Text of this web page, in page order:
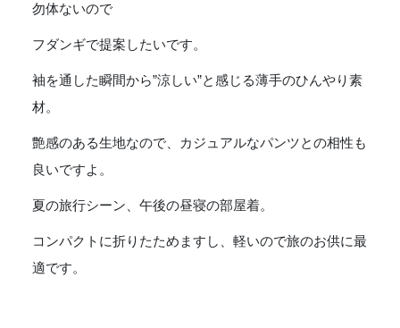
勿体ないので
フダンギで提案したいです。
袖を通した瞬間から”涼しい”と感じる薄手のひんやり素
材。
艶感のある生地なので、カジュアルなパンツとの相性も
良いですよ。
夏の旅行シーン、午後の昼寝の部屋着。
コンパクトに折りたためますし、軽いので旅のお供に最
適です。